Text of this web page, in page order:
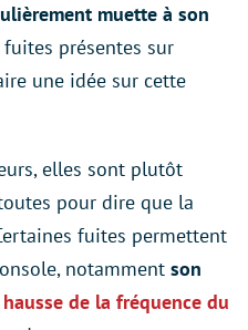
muette à son
présentes sur
une idée sur cette
elles sont plutôt
pour dire que la
fuites permettent
notamment son
hausse de la fréquence du